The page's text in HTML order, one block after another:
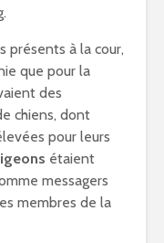
présents à la cour,
que pour la
des
chiens, dont
pour leurs
étaient
messagers
membres de la